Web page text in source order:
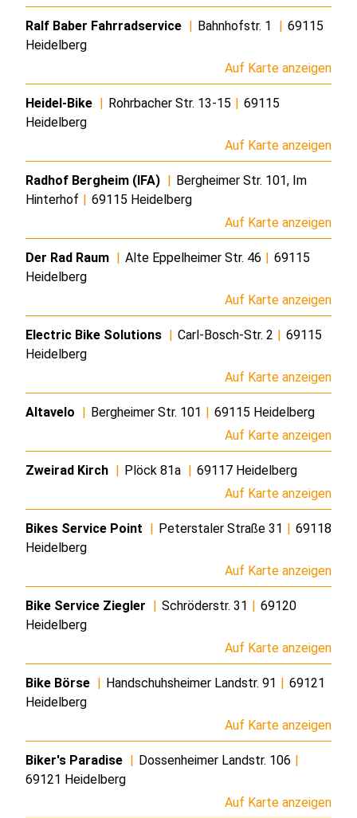
Ralf Baber Fahrradservice Bahnhofstr. 1
69115
Heidelberg
Auf Karte anzeigen
Heidel-Bike Rohrbacher Str. 13-15
69115
Heidelberg
Auf Karte anzeigen
Radhof Bergheim (IFA)
Bergheimer Str. 101, Im
Hinterhof
69115 Heidelberg
Auf Karte anzeigen
Der Rad Raum Alte Eppelheimer Str. 46
69115
Heidelberg
Auf Karte anzeigen
Electric Bike Solutions Carl-Bosch-Str. 2
69115
Heidelberg
Auf Karte anzeigen
Altavelo Bergheimer Str. 101
69115 Heidelberg
Auf Karte anzeigen
Zweirad Kirch Plöck 81a
69117 Heidelberg
Auf Karte anzeigen
Bikes Service Point Peterstaler Straße 31
69118
Heidelberg
Auf Karte anzeigen
Bike Service Ziegler Schröderstr. 31
69120
Heidelberg
Auf Karte anzeigen
Bike Börse Handschuhsheimer Landstr. 91
69121
Heidelberg
Auf Karte anzeigen
Biker's Paradise Dossenheimer Landstr. 106
69121 Heidelberg
Auf Karte anzeigen